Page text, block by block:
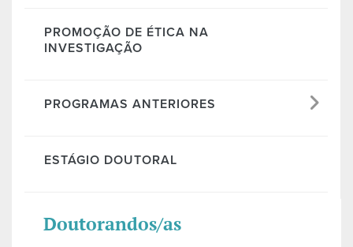
PROMOÇÃO DE ÉTICA NA
INVESTIGAÇÃO
PROGRAMAS ANTERIORES
ESTÁGIO DOUTORAL
Doutorandos/as